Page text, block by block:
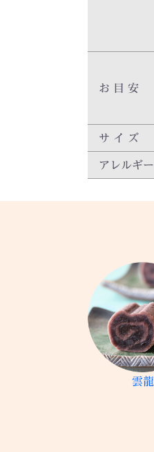
お 目 安
サ イ ズ
アレルギー
雲龍